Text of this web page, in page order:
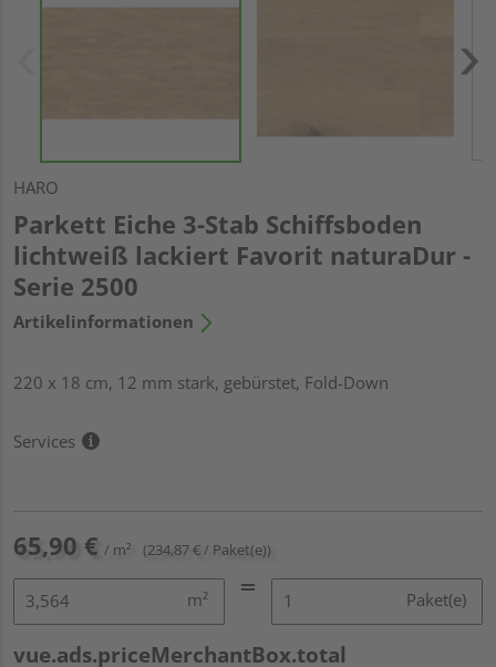
HARO
Parkett Eiche 3-Stab Schiffsboden
lichtweiß lackiert Favorit naturaDur -
Serie 2500
Artikelinformationen
220 x 18 cm, 12 mm stark, gebürstet, Fold-Down
Services
65,90 € / m² (234,87 € / Paket(e))
m² Paket(e)
vue.ads.priceMerchantBox.total